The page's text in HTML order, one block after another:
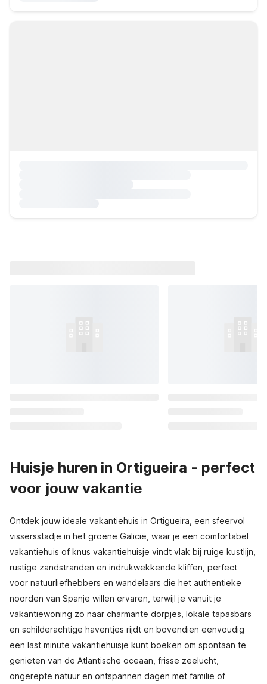
Huisje huren in Ortigueira - perfect
voor jouw vakantie
Ontdek jouw ideale vakantiehuis in Ortigueira, een sfeervol
vissersstadje in het groene Galicië, waar je een comfortabel
vakantiehuis of knus vakantiehuisje vindt vlak bij ruige kustlijn,
rustige zandstranden en indrukwekkende kliffen, perfect
voor natuurliefhebbers en wandelaars die het authentieke
noorden van Spanje willen ervaren, terwijl je vanuit je
vakantiewoning zo naar charmante dorpjes, lokale tapasbars
en schilderachtige haventjes rijdt en bovendien eenvoudig
een last minute vakantiehuisje kunt boeken om spontaan te
genieten van de Atlantische oceaan, frisse zeelucht,
ongerepte natuur en ontspannen dagen met familie of